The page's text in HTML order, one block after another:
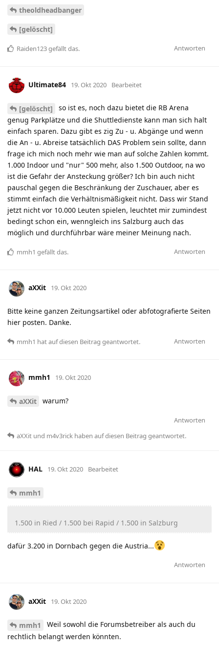
theoldheadbanger
[gelöscht]
Antworten
Raiden123gefällt das.
Ultimate84 19. Okt 2020 Bearbeitet
[gelöscht]
so ist es, noch dazu bietet die RB Arena
genug Parkplätze und die Shuttledienste kann man sich halt
einfach sparen. Dazu gibt es zig Zu - u. Abgänge und wenn
die An - u. Abreise tatsächlich DAS Problem sein sollte, dann
frage ich mich noch mehr wie man auf solche Zahlen kommt.
1.000 Indoor und "nur" 500 mehr, also 1.500 Outdoor, na wo
ist die Gefahr der Ansteckung größer? Ich bin auch nicht
pauschal gegen die Beschränkung der Zuschauer, aber es
stimmt einfach die Verhältnismäßigkeit nicht. Dass wir Stand
jetzt nicht vor 10.000 Leuten spielen, leuchtet mir zumindest
bedingt schon ein, wenngleich ins Salzburg auch das
möglich und durchführbar wäre meiner Meinung nach.
Antworten
mmh1 gefällt das.
aXXit 19. Okt 2020
Bitte keine ganzen Zeitungsartikel oder abfotografierte Seiten
hier posten. Danke.
Antworten
mmh1 hatauf diesen Beitrag geantwortet.
mmh1 19. Okt 2020
aXXit warum?
Antworten
aXXit und m4v3rick haben auf diesen Beitrag geantwortet.
HAL 19. Okt 2020 Bearbeitet
mmh1
1.500 in Ried / 1.500 bei Rapid / 1.500 in Salzburg
dafür 3.200 in Dornbach gegen die Austria...
Antworten
aXXit 19. Okt 2020
mmh1
Weil sowohl die Forumsbetreiber als auch du
rechtlich belangt werden könnten.